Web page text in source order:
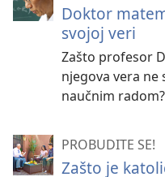
Doktor
svojoj veri
Zašto profesor
njegova vera ne
naučnim radom?
PROBUDITE SE!
Zašto je